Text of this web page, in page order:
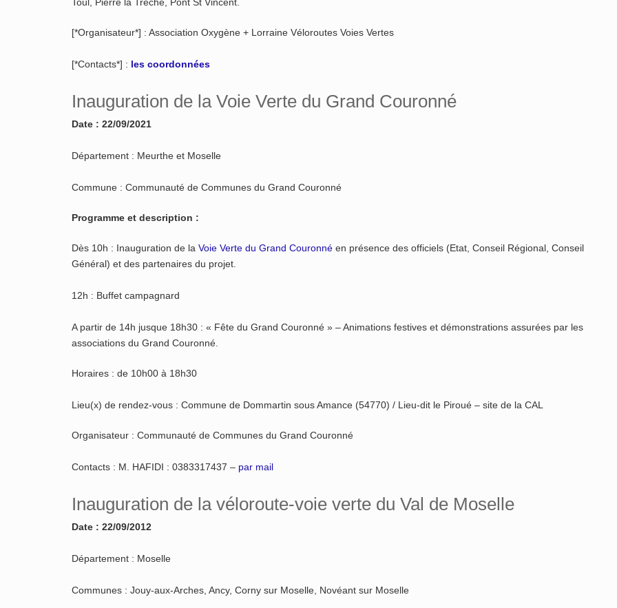
[*Organisateur*] : Association Oxygène + Lorraine Véloroutes Voies Vertes
[*Contacts*] : les coordonnées
Inauguration de la Voie Verte du Grand Couronné
Date : 22/09/2021
Département : Meurthe et Moselle
Commune : Communauté de Communes du Grand Couronné
Programme et description :
Dès 10h : Inauguration de la Voie Verte du Grand Couronné en présence des officiels (Etat, Conseil Régional, Conseil
Général) et des partenaires du projet.
12h : Buffet campagnard
A partir de 14h jusque 18h30 : « Fête du Grand Couronné » – Animations festives et démonstrations assurées par les
associations du Grand Couronné.
Horaires : de 10h00 à 18h30
Lieu(x) de rendez-vous : Commune de Dommartin sous Amance (54770) / Lieu-dit le Piroué – site de la CAL
Organisateur : Communauté de Communes du Grand Couronné
Contacts : M. HAFIDI : 0383317437 – par mail
Inauguration de la véloroute-voie verte du Val de Moselle
Date : 22/09/2012
Département : Moselle
Communes : Jouy-aux-Arches, Ancy, Corny sur Moselle, Novéant sur Moselle